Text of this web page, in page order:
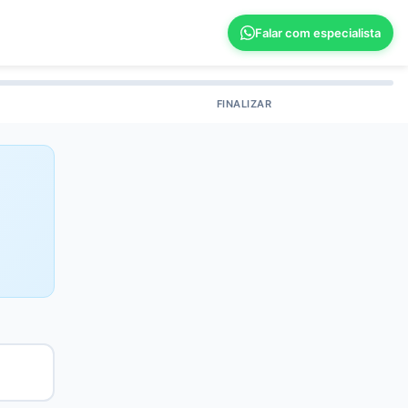
Falar com especialista
FINALIZAR